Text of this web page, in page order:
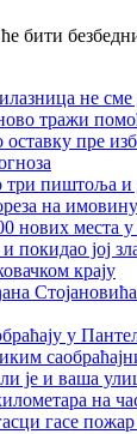
не сме
тражи
оставку пре
три пиштоља и
на имовину
нових места у
јој
крају
у
је и ваша
на
гасе пожар